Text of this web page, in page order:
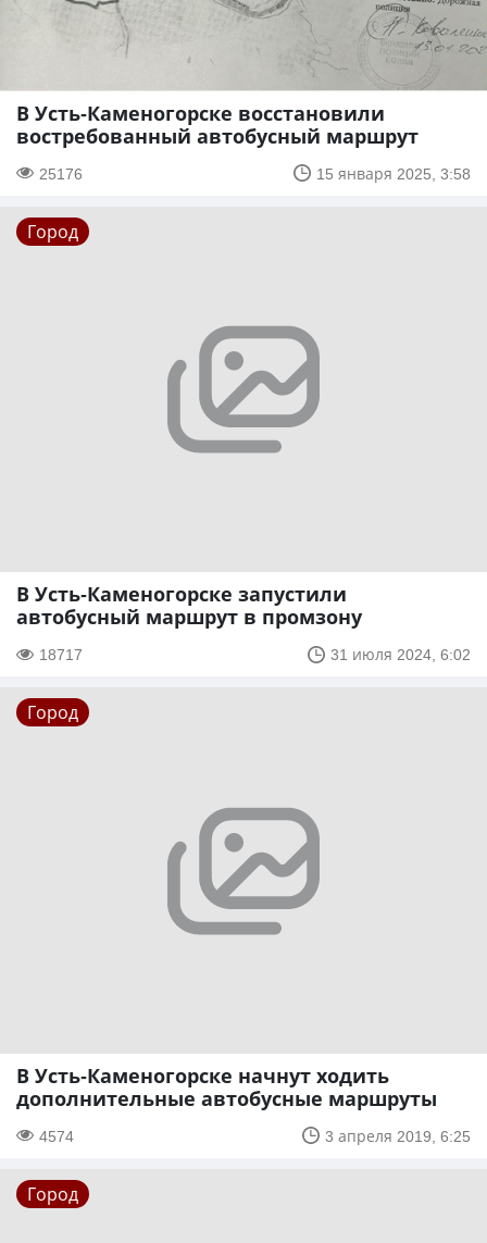
В Усть-Каменогорске восстановили
востребованный автобусный маршрут
25176 15 января 2025, 3:58
Город
В Усть-Каменогорске запустили
автобусный маршрут в промзону
18717 31 июля 2024, 6:02
Город
В Усть-Каменогорске начнут ходить
дополнительные автобусные маршруты
4574 3 апреля 2019, 6:25
Город